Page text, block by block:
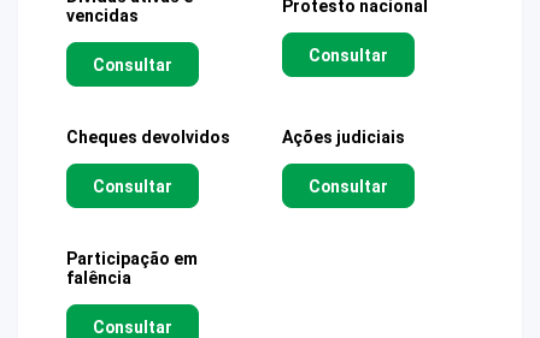
vencidas
Consultar
Protesto nacional
Consultar
Cheques devolvidos
Consultar
Ações judiciais
Consultar
Participação em
falência
Consultar